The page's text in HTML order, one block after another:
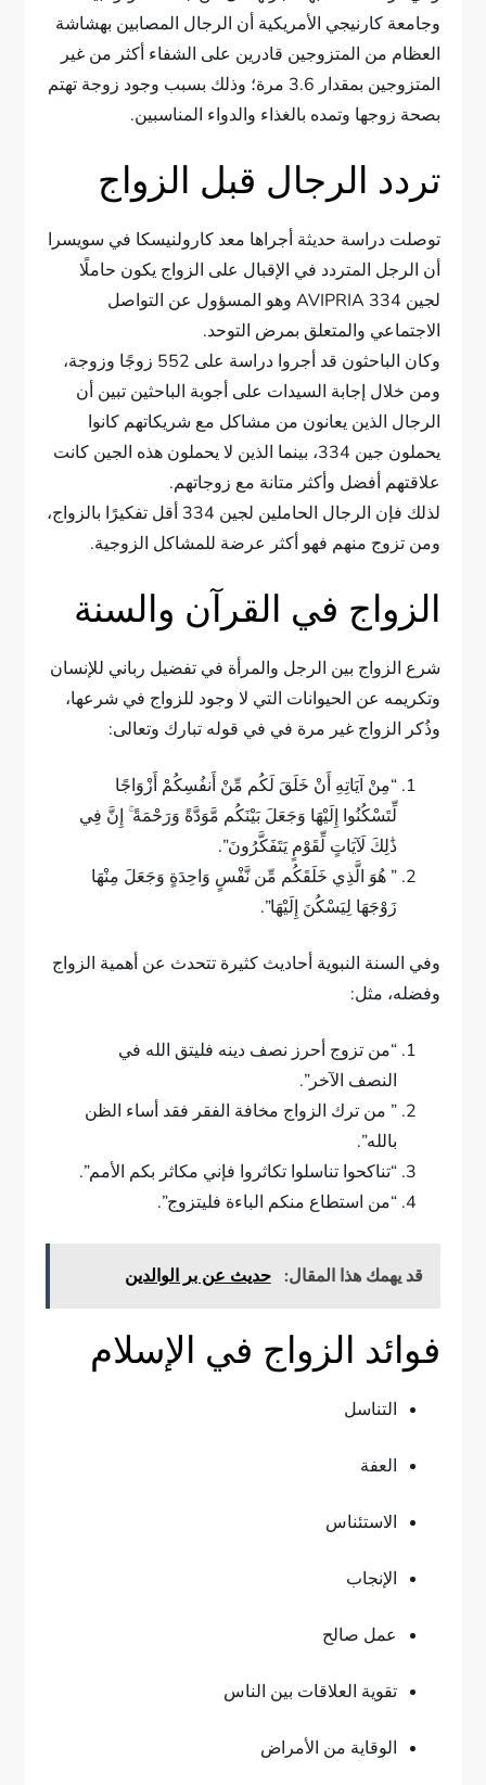
وجامعة كارنيجي الأمريكية أن الرجال المصابين بهشاشة
العظام من المتزوجين قادرين على الشفاء أكثر من غير
المتزوجين بمقدار 3.6 مرة؛ وذلك بسبب وجود زوجة تهتم
بصحة زوجها وتمده بالغذاء والدواء المناسبين.
تردد الرجال قبل الزواج
توصلت دراسة حديثة أجراها معد كارولنيسكا في سويسرا
أن الرجل المتردد في الإقبال على الزواج يكون حاملًا
لجين 334 AVIPRIA وهو المسؤول عن التواصل
الاجتماعي والمتعلق بمرض التوحد.
وكان الباحثون قد أجروا دراسة على 552 زوجًا وزوجة،
ومن خلال إجابة السيدات على أجوبة الباحثين تبين أن
الرجال الذين يعانون من مشاكل مع شريكاتهم كانوا
يحملون جين 334، بينما الذين لا يحملون هذه الجين كانت
علاقتهم أفضل وأكثر متانة مع زوجاتهم.
لذلك فإن الرجال الحاملين لجين 334 أقل تفكيرًا بالزواج،
ومن تزوج منهم فهو أكثر عرضة للمشاكل الزوجية.
الزواج في القرآن والسنة
شرع الزواج بين الرجل والمرأة في تفضيل رباني للإنسان
وتكريمه عن الحيوانات التي لا وجود للزواج في شرعها،
وذُكر الزواج غير مرة في في قوله تبارك وتعالى:
“مِنْ آيَاتِهِ أَنْ خَلَقَ لَكُم مِّنْ أَنفُسِكُمْ أَزْوَاجًا
لِّتَسْكُنُوا إِلَيْهَا وَجَعَلَ بَيْنَكُم مَّوَدَّةً وَرَحْمَةً ۚ إِنَّ فِي
ذَٰلِكَ لَآيَاتٍ لِّقَوْمٍ يَتَفَكَّرُونَ”.
” هُوَ الَّذِي خَلَقَكُم مِّن نَّفْسٍ وَاحِدَةٍ وَجَعَلَ مِنْهَا
زَوْجَهَا لِيَسْكُنَ إِلَيْهَا”.
وفي السنة النبوية أحاديث كثيرة تتحدث عن أهمية الزواج
وفضله، مثل:
“من تزوج أحرز نصف دينه فليتق الله في
النصف الآخر”.
” من ترك الزواج مخافة الفقر فقد أساء الظن
بالله”.
“تناكحوا تناسلوا تكاثروا فإني مكاثر بكم الأمم”.
“من استطاع منكم الباءة فليتزوج”.
قد يهمك هذا المقال: حديث عن بر الوالدين
فوائد الزواج في الإسلام
التناسل
العفة
الاستئناس
الإنجاب
عمل صالح
تقوية العلاقات بين الناس
الوقاية من الأمراض